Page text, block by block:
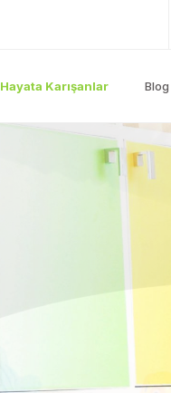
Hayata Karışanlar Blog